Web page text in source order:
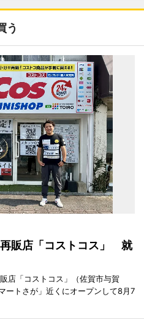
う
販店「コストコス」 就
店「コストコス」（佐賀市与賀
ートさが」近くにオープンして8月7